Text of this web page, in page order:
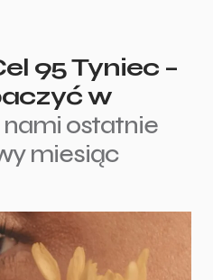
95 Tyniec –
w
nami ostatnie
miesiąc